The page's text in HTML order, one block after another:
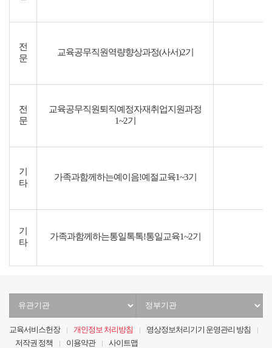
전
문
교육공무직원역량향상과정(사서)2기
전
문
교육공무직원퇴직예정자재취업지원과정
1~2기
기
타
가족과함께하는예이음!예절교육1~3기
기
타
가족과함께하는통일톡톡!통일교육1~2기
교육서비스헌장 개인정보 처리방침
영상정보처리기기 운영관리 방침
저작권 정책
이용약관 사이트맵
관
선
관
선